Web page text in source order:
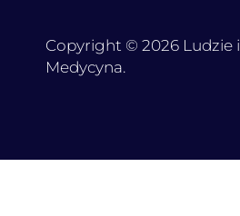
Copyright © 2026 Ludzie i
Medycyna.